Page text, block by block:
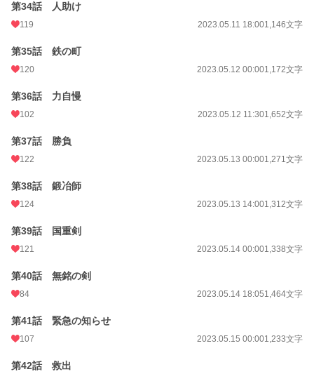
第34話 人助け
119 2023.05.11 18:001,146文字
第35話 鉄の町
120 2023.05.12 00:001,172文字
第36話 力自慢
102 2023.05.12 11:301,652文字
第37話 勝負
122 2023.05.13 00:001,271文字
第38話 鍛冶師
124 2023.05.13 14:001,312文字
第39話 国重剣
121 2023.05.14 00:001,338文字
第40話 無銘の剣
84 2023.05.14 18:051,464文字
第41話 緊急の知らせ
107 2023.05.15 00:001,233文字
第42話 救出